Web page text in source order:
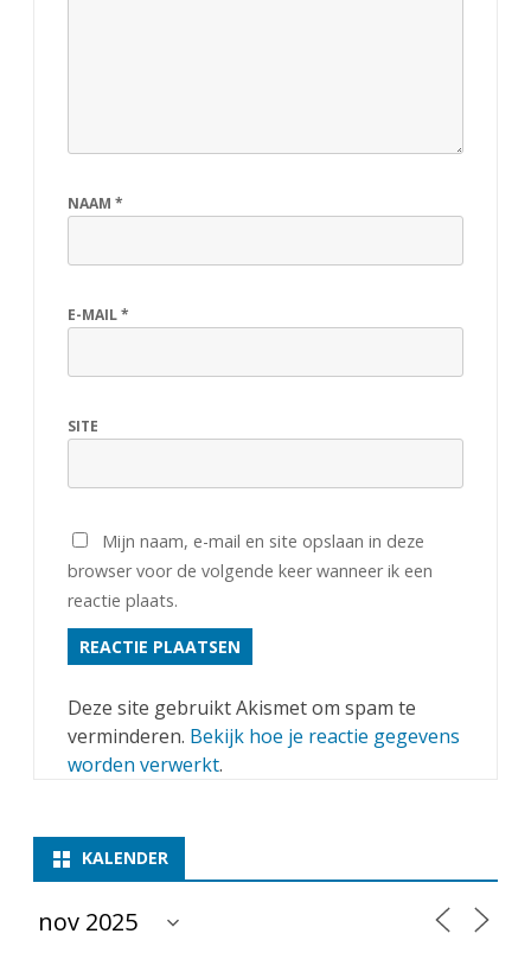
NAAM *
E-MAIL*
SITE
Mijn naam, e-mail en site opslaan in deze
browser voor de volgende keer wanneer ik een
reactie plaats.
Deze site gebruikt Akismet om spam te
verminderen. Bekijk hoe je reactie gegevens
worden verwerkt.
KALENDER